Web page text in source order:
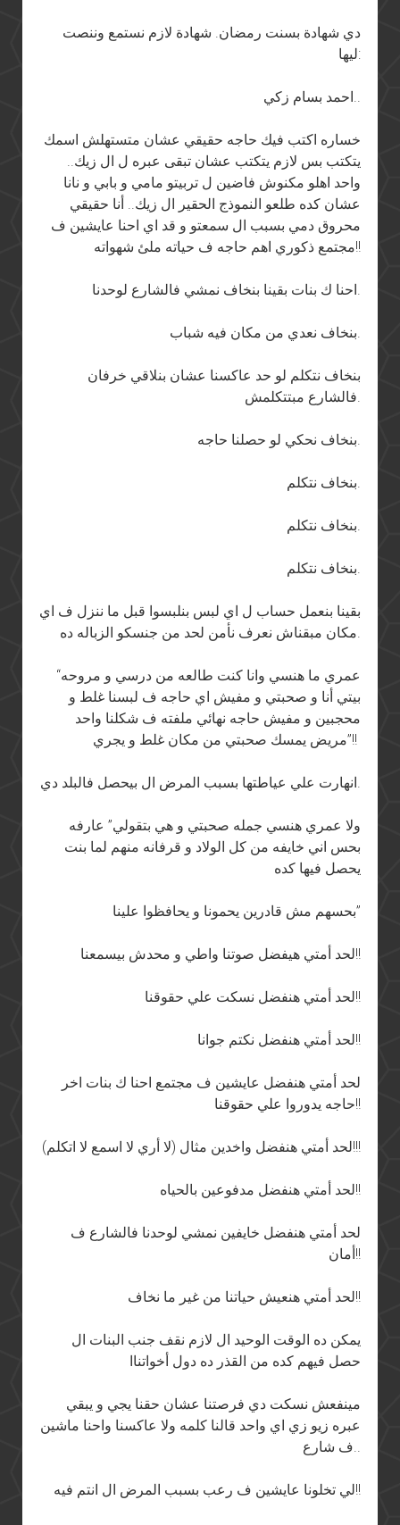
دي شهادة بسنت رمضان. شهادة لازم نستمع وننصت
ليها:
احمد بسام زكي..
خساره اكتب فيك حاجه حقيقي عشان متستهلش اسمك
يتكتب بس لازم يتكتب عشان تبقى عبره ل ال زيك..
واحد اهلو مكنوش فاضين ل تربيتو مامي و بابي و نانا
عشان كده طلعو النموذج الحقير ال زيك.. أنا حقيقي
محروق دمي بسبب ال سمعتو و قد اي احنا عايشين ف
مجتمع ذكوري اهم حاجه ف حياته ملئ شهواته!!
احنا ك بنات بقينا بنخاف نمشي فالشارع لوحدنا.
بنخاف نعدي من مكان فيه شباب.
بنخاف نتكلم لو حد عاكسنا عشان بنلاقي خرفان
فالشارع مبتتكلمش.
بنخاف نحكي لو حصلنا حاجه.
بنخاف نتكلم.
بنخاف نتكلم.
بنخاف نتكلم.
بقينا بنعمل حساب ل اي لبس بنلبسوا قبل ما ننزل ف اي
مكان مبقناش نعرف نأمن لحد من جنسكو الزباله ده.
“عمري ما هنسي وانا كنت طالعه من درسي و مروحه
بيتي أنا و صحبتي و مفيش اي حاجه ف لبسنا غلط و
محجبين و مفيش حاجه نهائي ملفته ف شكلنا واحد
مريض يمسك صحبتي من مكان غلط و يجري”!!
انهارت علي عياطتها بسبب المرض ال بيحصل فالبلد دي.
ولا عمري هنسي جمله صحبتي و هي بتقولي” عارفه
بحس اني خايفه من كل الولاد و قرفانه منهم لما بنت
يحصل فيها كده
بحسهم مش قادرين يحمونا و يحافظوا علينا”
لحد أمتي هيفضل صوتنا واطي و محدش بيسمعنا!!
لحد أمتي هنفضل نسكت علي حقوقنا!!
لحد أمتي هنفضل نكتم جوانا!!
لحد أمتي هنفضل عايشين ف مجتمع احنا ك بنات اخر
حاجه يدوروا علي حقوقنا!!
لحد أمتي هنفضل واخدين مثال (لا أري لا اسمع لا اتكلم)!!!
لحد أمتي هنفضل مدفوعين بالحياه!!
لحد أمتي هنفضل خايفين نمشي لوحدنا فالشارع ف
أمان!!
لحد أمتي هنعيش حياتنا من غير ما نخاف!!
يمكن ده الوقت الوحيد ال لازم نقف جنب البنات ال
حصل فيهم كده من القذر ده دول أخواتناا
مينفعش نسكت دي فرصتنا عشان حقنا يجي و يبقي
عبره زيو زي اي واحد قالنا كلمه ولا عاكسنا واحنا ماشين
ف شارع..
لي تخلونا عايشين ف رعب بسبب المرض ال انتم فيه!!